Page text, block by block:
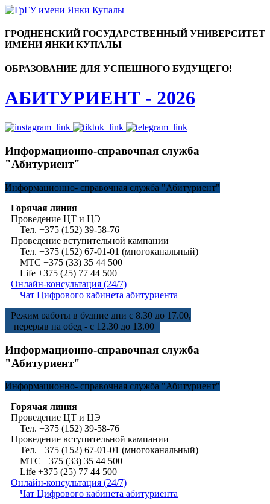
ГРОДНЕНСКИЙ ГОСУДАРСТВЕННЫЙ УНИВЕРСИТЕТ
ИМЕНИ ЯНКИ КУПАЛЫ
ОБРАЗОВАНИЕ ДЛЯ УСПЕШНОГО БУДУЩЕГО!
АБИТУРИЕНТ - 2026
Информационно-справочная служба
"Абитуриент"
Информационно- справочная служба "Абитуриент"
Горячая линия
Проведение ЦТ и ЦЭ
Тел. +375 (152) 39-58-76
Проведение вступительной кампании
Тел. +375 (152) 67-01-01 (многоканальный)
МТС +375 (33) 35 44 500
Life +375 (25) 77 44 500
Онлайн-консультация (24/7)
Чат Цифрового кабинета абитуриента
Режим работы в будние дни с 8.30 до 17.00,
перерыв на обед - с 12.30 до 13.00
Информационно-справочная служба
"Абитуриент"
Информационно- справочная служба "Абитуриент"
Горячая линия
Проведение ЦТ и ЦЭ
Тел. +375 (152) 39-58-76
Проведение вступительной кампании
Тел. +375 (152) 67-01-01 (многоканальный)
МТС +375 (33) 35 44 500
Life +375 (25) 77 44 500
Онлайн-консультация (24/7)
Чат Цифрового кабинета абитуриента